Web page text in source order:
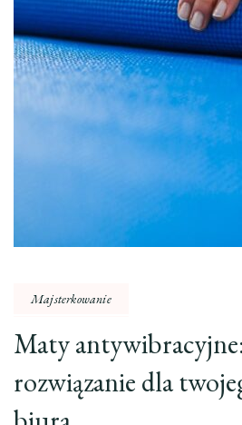
Majsterkowanie
Maty
rozwiązanie dla